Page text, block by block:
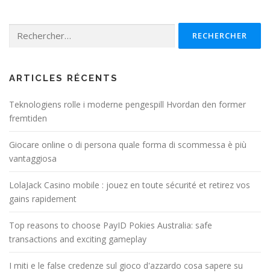
ARTICLES RÉCENTS
Teknologiens rolle i moderne pengespill Hvordan den former
fremtiden
Giocare online o di persona quale forma di scommessa è più
vantaggiosa
LolaJack Casino mobile : jouez en toute sécurité et retirez vos
gains rapidement
Top reasons to choose PayID Pokies Australia: safe
transactions and exciting gameplay
I miti e le false credenze sul gioco d'azzardo cosa sapere su